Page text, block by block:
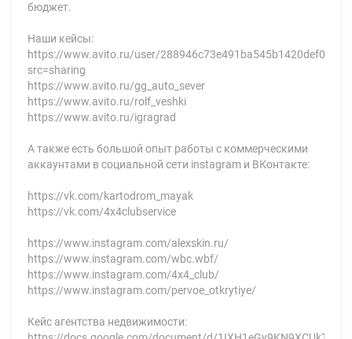
бюджет.
Наши кейсы:
https://www.avito.ru/user/
src=sharing
https://www.avito.ru/gg_auto_sever
https://www.avito.ru/rolf_veshki
https://www.avito.ru/igragrad
А также есть большой опыт работы с коммерческими
аккаунтами в социальной сети instagram и ВКонтакте:
https://vk.com/kartodrom_mayak
https://vk.com/4x4clubservice
https://www.instagram.com/alexskin.ru/
https://www.instagram.com/wbc.wbf/
https://www.instagram.com/4x4_club/
https://www.instagram.com/pervoe_otkrytiye/
Кейс агентства недвижимости: